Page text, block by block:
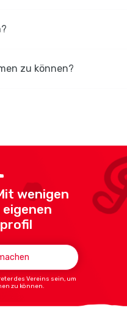
zu können?
wenigen
eigenen
des Vereins sein, um
zu können.